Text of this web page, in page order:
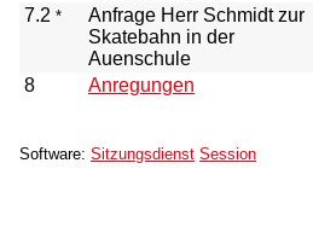
7.2 *
Anfrage Herr Schmidt zur
Skatebahn in der
Auenschule
8
Anregungen
Software: Sitzungsdienst Session